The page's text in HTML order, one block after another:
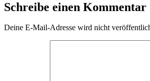
Schreibe einen Kommentar
Deine E-Mail-Adresse wird nicht